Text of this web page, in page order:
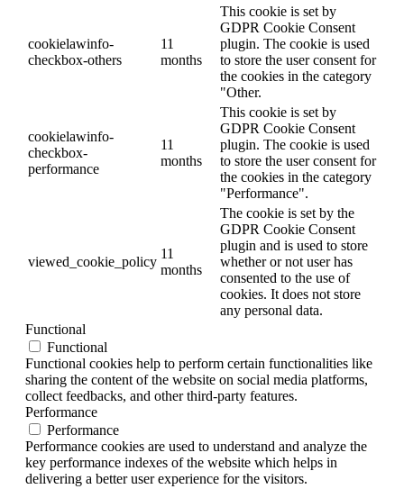
cookielawinfo-
checkbox-others
11
months
This cookie is set by
GDPR Cookie Consent
plugin. The cookie is used
to store the user consent for
the cookies in the category
"Other.
cookielawinfo-
checkbox-
performance
11
months
This cookie is set by
GDPR Cookie Consent
plugin. The cookie is used
to store the user consent for
the cookies in the category
"Performance".
viewed_cookie_policy
11
months
The cookie is set by the
GDPR Cookie Consent
plugin and is used to store
whether or not user has
consented to the use of
cookies. It does not store
any personal data.
Functional
Functional
Functional cookies help to perform certain functionalities like
sharing the content of the website on social media platforms,
collect feedbacks, and other third-party features.
Performance
Performance
Performance cookies are used to understand and analyze the
key performance indexes of the website which helps in
delivering a better user experience for the visitors.